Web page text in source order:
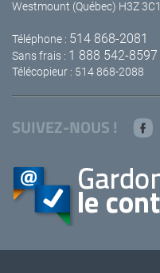
Westmount (Québec) H3Z 3C1
Téléphone : 514 868-2081
Sans frais : 1 888 542-8597
Télécopieur : 514 868-2088
SUIVEZ-NOUS !